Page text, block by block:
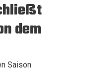
dem
Saison